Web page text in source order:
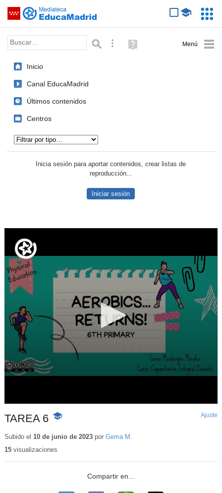
Saltar navegación
Palabra o frase: Búsqueda avanzada
Ayuda
(en
Inicio
Canal EducaMadrid
Últimos contenidos
Centros
Inicia sesión para aportar contenidos, crear listas de
reproducción...
Iniciar sesión
TAREA 6 -
educativo
Ajuste
Subido el 10 de junio de 2023por Gema M.
15visualizaciones